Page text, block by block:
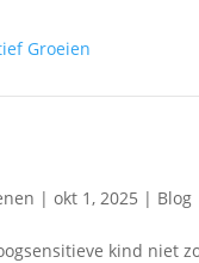
| okt 1, 2025 | Blog
kind niet